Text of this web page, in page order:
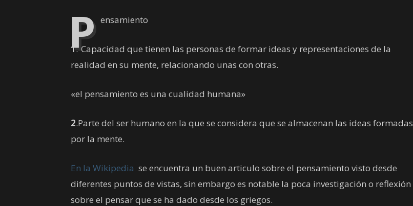
P ensamiento
1.-Capacidad que tienen las personas de formar ideas y representaciones de la
realidad en su mente, relacionando unas con otras.
«el pensamiento es una cualidad humana»
2.Parte del ser humano en la que se considera que se almacenan las ideas formadas
por la mente.
En la Wikipedia se encuentra un buen articulo sobre el pensamiento visto desde
diferentes puntos de vistas, sin embargo es notable la poca investigación o reflexión
sobre el pensar que se ha dado desde los griegos.